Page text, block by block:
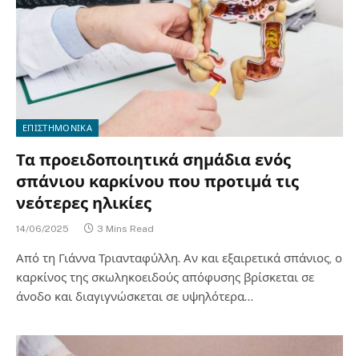
ΕΠΙΣΤΗΜΟΝΙΚΑ
Τα προειδοποιητικά σημάδια ενός
σπάνιου καρκίνου που προτιμά τις
νεότερες ηλικίες
14/06/2025 3 Mins Read
Από τη Γιάννα Τριανταφύλλη. Αν και εξαιρετικά σπάνιος, ο
καρκίνος της σκωληκοειδούς απόφυσης βρίσκεται σε
άνοδο και διαγιγνώσκεται σε υψηλότερα…